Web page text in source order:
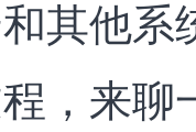
其他系
，来聊